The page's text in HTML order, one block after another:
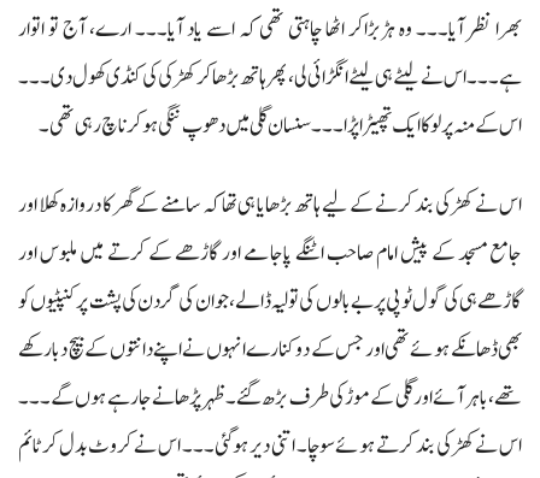
بھرا نظر آیا۔۔۔ وہ ہڑبڑاکر اٹھا چاہتی تھی کہ اسے یاد آیا۔۔۔ ارے، آج تو اتوار
ہے۔۔۔ اس نے لیٹے ہی لیٹے انگڑائی لی، پھر ہاتھ بڑھاکر کھڑکی کی کنڈی کھول دی۔۔۔
اس کے منہ پر لو کا ایک تھپیڑا پڑا۔۔۔ سنسان گلی میں دھوپ ننگی ہوکر ناچ رہی تھی۔
اس نے کھڑکی بند کرنے کے لیے ہاتھ بڑھایا ہی تھا کہ سامنے کے گھر کا دروازہ کھلا اور
جامع مسجد کے پیش امام صاحب اٹنگے پاجامے اور گاڑھے کے کرتے میں ملبوس اور
گاڑھے ہی کی گول ٹوپی پر بےبالوں کی تولیہ ڈالے، جوان کی گردن کی پشت پر کنپٹیوں کو
بھی ڈھانکے ہوئے تھی اور جس کے دو کنارے انہوں نے اپنے دانتوں کے بیچ دبا رکھے
تھے، باہر آئے اور گلی کے موڑ کی طرف بڑھ گئے۔ ظہر پڑھانے جا رہے ہوں گے۔۔۔
اس نے کھڑکی بند کرتے ہوئے سوچا۔ اتنی دیر ہو گئی۔۔۔ اس نے کروٹ بدل کر ٹائم